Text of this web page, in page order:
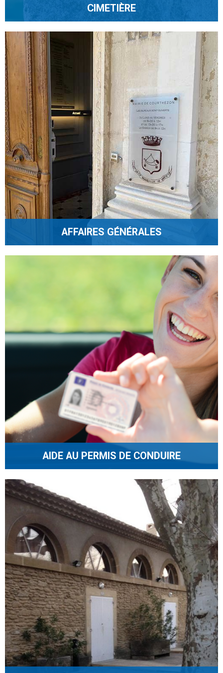
CIMETIÈRE
AFFAIRES GÉNÉRALES
AIDE AU PERMIS DE CONDUIRE